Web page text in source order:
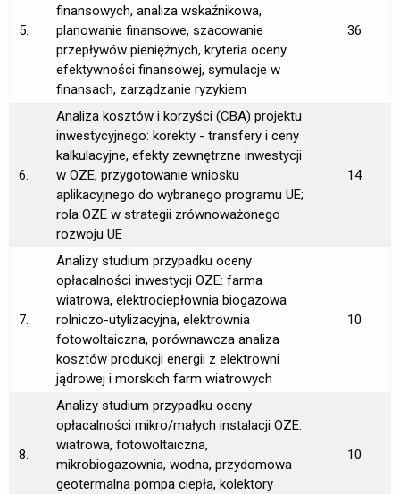
5.
finansowych, analiza wskaźnikowa,
planowanie finansowe, szacowanie
przepływów pieniężnych, kryteria oceny
efektywności finansowej, symulacje w
finansach, zarządzanie ryzykiem
36
6.
Analiza kosztów i korzyści (CBA) projektu
inwestycyjnego: korekty - transfery i ceny
kalkulacyjne, efekty zewnętrzne inwestycji
w OZE, przygotowanie wniosku
aplikacyjnego do wybranego programu UE;
rola OZE w strategii zrównoważonego
rozwoju UE
14
7.
Analizy studium przypadku oceny
opłacalności inwestycji OZE: farma
wiatrowa, elektrociepłownia biogazowa
rolniczo-utylizacyjna, elektrownia
fotowoltaiczna, porównawcza analiza
kosztów produkcji energii z elektrowni
jądrowej i morskich farm wiatrowych
10
8.
Analizy studium przypadku oceny
opłacalności mikro/małych instalacji OZE:
wiatrowa, fotowoltaiczna,
mikrobiogazownia, wodna, przydomowa
geotermalna pompa ciepła, kolektory
10